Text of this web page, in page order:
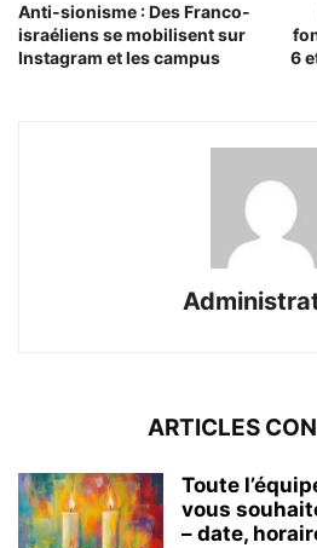
Anti-sionisme : Des Franco-
israéliens se mobilisent sur
Instagram et les campus
6
ARTICLES
Toute
vous
– date,